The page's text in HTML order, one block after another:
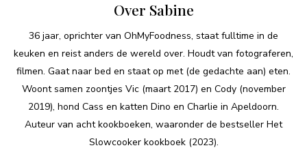
Over Sabine
36 jaar, oprichter van OhMyFoodness, staat fulltime in de
keuken en reist anders de wereld over. Houdt van fotograferen,
filmen. Gaat naar bed en staat op met (de gedachte aan) eten.
Woont samen zoontjes Vic (maart 2017) en Cody (november
2019), hond Cass en katten Dino en Charlie in Apeldoorn.
Auteur van acht kookboeken, waaronder de bestseller Het
Slowcooker kookboek (2023).